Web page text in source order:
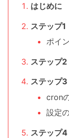
はじめに
ステップ
ポイ
ステップ
ステップ
cron
設定
ステップ